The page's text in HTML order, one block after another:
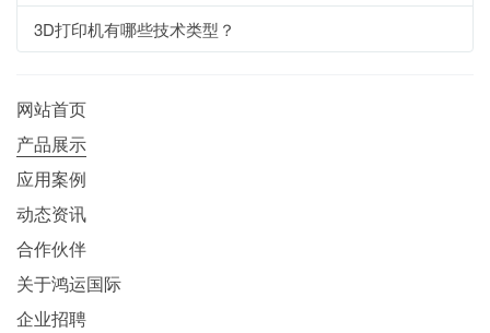
3D打印机有哪些技术类型？
网站首页
产品展示
应用案例
动态资讯
合作伙伴
关于鸿运国际
企业招聘